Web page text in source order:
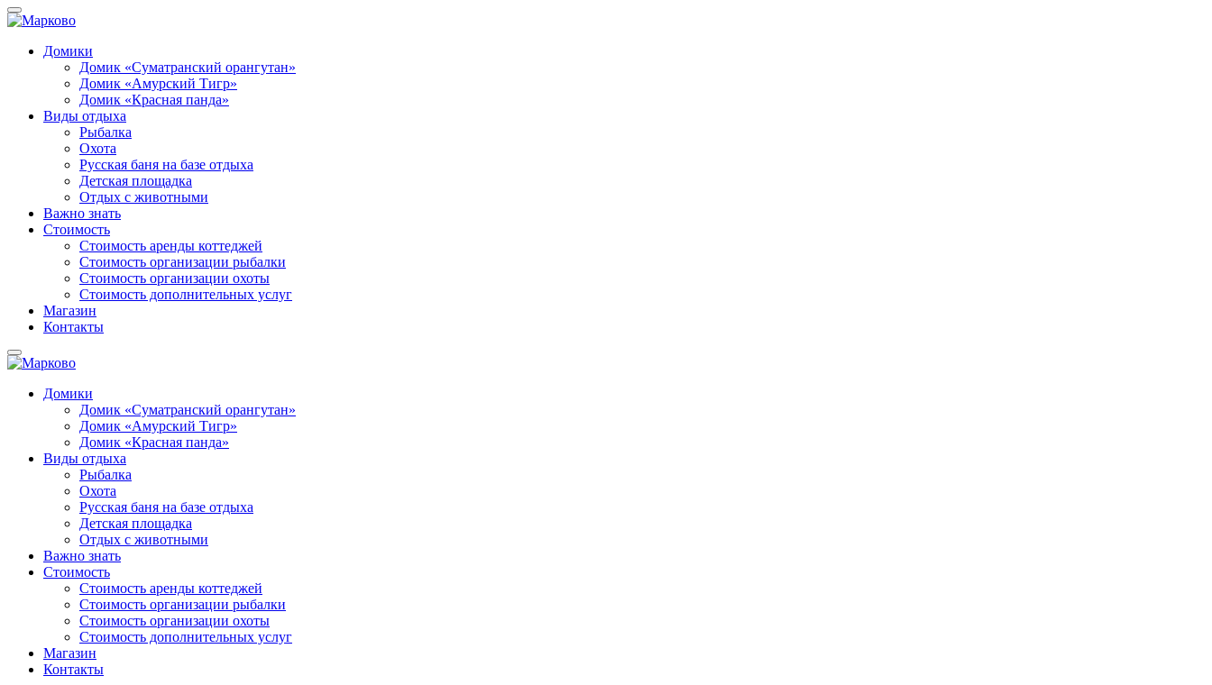
Домики
Домик «Суматранский орангутан»
Домик «Амурский Тигр»
Домик «Красная панда»
Виды отдыха
Рыбалка
Охота
Русская баня на базе отдыха
Детская площадка
Отдых с животными
Важно знать
Стоимость
Стоимость аренды коттеджей
Стоимость организации рыбалки
Стоимость организации охоты
Стоимость дополнительных услуг
Магазин
Контакты
Домики
Домик «Суматранский орангутан»
Домик «Амурский Тигр»
Домик «Красная панда»
Виды отдыха
Рыбалка
Охота
Русская баня на базе отдыха
Детская площадка
Отдых с животными
Важно знать
Стоимость
Стоимость аренды коттеджей
Стоимость организации рыбалки
Стоимость организации охоты
Стоимость дополнительных услуг
Магазин
Контакты